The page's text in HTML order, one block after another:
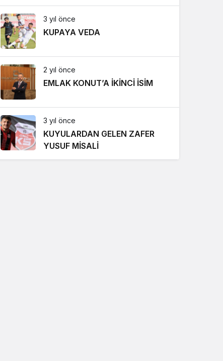
3 yıl önce
KUPAYA VEDA
2 yıl önce
EMLAK KONUT’A İKİNCİ İSİM
3 yıl önce
KUYULARDAN GELEN ZAFER
YUSUF MİSALİ